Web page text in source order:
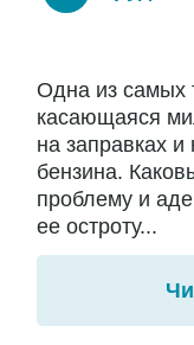
Одна из самых
касающаяся
на заправках
бензина.
проблему и
ее остроту...